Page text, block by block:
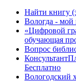
Найти книгу
Вологда - мой
«Цифровой
обучающая
Вопрос
Бесплатно
Вологодский